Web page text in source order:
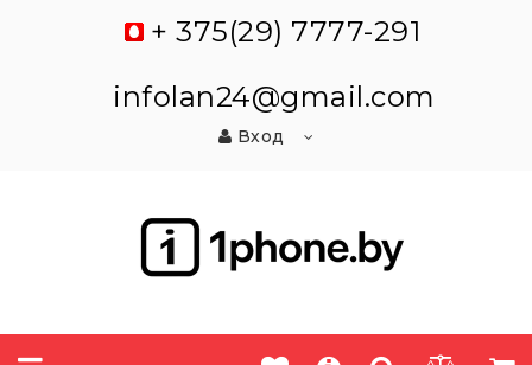
+ 375(29) 7777-291
infolan24@gmail.com
Вход